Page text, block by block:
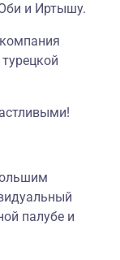
и Иртышу.
палубе и